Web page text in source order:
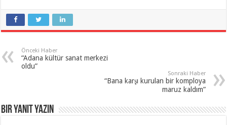
Önceki Haber
“Adana kültür sanat merkezi
oldu”
Sonraki Haber
“Bana karşı kurulan bir komploya
maruz kaldım”
Bir yanıt yazın